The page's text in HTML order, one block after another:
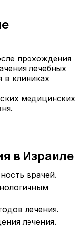
прохождения
лечебных
в клиниках
медицинских
в Израиле
врачей.
лечения.
лечения.